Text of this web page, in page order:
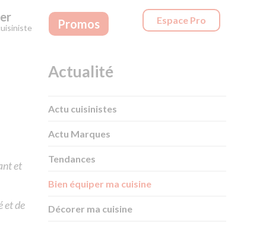
Promos Espace Pro
et
et de
Actualité
Actu cuisinistes
Actu Marques
Tendances
Bien équiper ma cuisine
Décorer ma cuisine